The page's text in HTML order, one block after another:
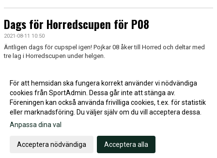
Dags för Horredscupen för P08
2021-08-11 10:50
Äntligen dags för cupspel igen! Pojkar 08 åker till Horred och deltar med
tre lag i Horredscupen under helgen.
Fler nyheter >>
Gå till Webbversion
För att hemsidan ska fungera korrekt använder vi nödvändiga
cookies från SportAdmin. Dessa går inte att stänga av.
Föreningen kan också använda frivilliga cookies, t.ex. för statistik
eller marknadsföring. Du väljer själv om du vill acceptera dessa.
Anpassa dina val
Acceptera nödvändiga Acceptera alla